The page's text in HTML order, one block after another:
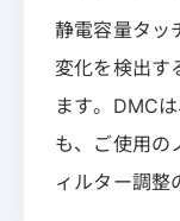
静電容量タッ
変化を検出す
ます。DMC
も、ご使用の
ィルター調整